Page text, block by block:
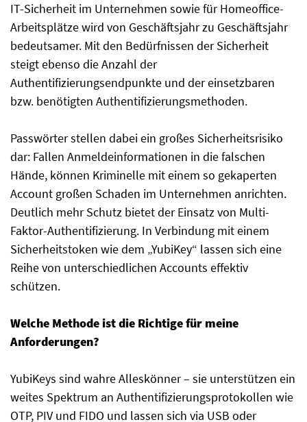
IT-Sicherheit im Unternehmen sowie für Homeoffice-
Arbeitsplätze wird von Geschäftsjahr zu Geschäftsjahr
bedeutsamer. Mit den Bedürfnissen der Sicherheit
steigt ebenso die Anzahl der
Authentifizierungsendpunkte und der einsetzbaren
bzw. benötigten Authentifizierungsmethoden.
Passwörter stellen dabei ein großes Sicherheitsrisiko
dar: Fallen Anmeldeinformationen in die falschen
Hände, können Kriminelle mit einem so gekaperten
Account großen Schaden im Unternehmen anrichten.
Deutlich mehr Schutz bietet der Einsatz von Multi-
Faktor-Authentifizierung. In Verbindung mit einem
Sicherheitstoken wie dem „YubiKey“ lassen sich eine
Reihe von unterschiedlichen Accounts effektiv
schützen.
Welche Methode ist die Richtige für meine
Anforderungen?
YubiKeys sind wahre Alleskönner – sie unterstützen ein
weites Spektrum an Authentifizierungsprotokollen wie
OTP, PIV und FIDO und lassen sich via USB oder